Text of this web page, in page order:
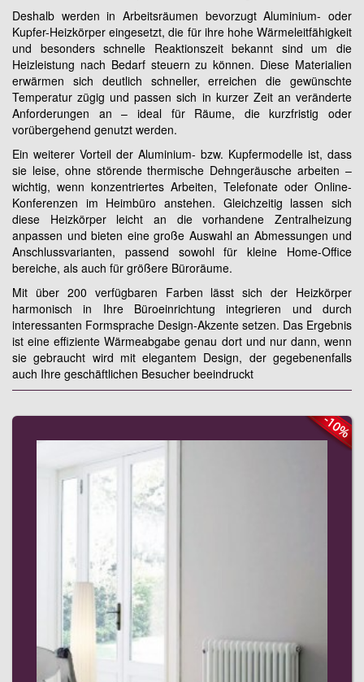
Deshalb werden in Arbeitsräumen bevorzugt Aluminium- oder
Kupfer-Heizkörper eingesetzt, die für ihre hohe Wärmeleitfähigkeit
und besonders schnelle Reaktionszeit bekannt sind um die
Heizleistung nach Bedarf steuern zu können. Diese Materialien
erwärmen sich deutlich schneller, erreichen die gewünschte
Temperatur zügig und passen sich in kurzer Zeit an veränderte
Anforderungen an – ideal für Räume, die kurzfristig oder
vorübergehend genutzt werden.
Ein weiterer Vorteil der Aluminium- bzw. Kupfermodelle ist, dass
sie leise, ohne störende thermische Dehngeräusche arbeiten –
wichtig, wenn konzentriertes Arbeiten, Telefonate oder Online-
Konferenzen im Heimbüro anstehen. Gleichzeitig lassen sich
diese Heizkörper leicht an die vorhandene Zentralheizung
anpassen und bieten eine große Auswahl an Abmessungen und
Anschlussvarianten, passend sowohl für kleine Home-Office
bereiche, als auch für größere Büroräume.
Mit über 200 verfügbaren Farben lässt sich der Heizkörper
harmonisch in Ihre Büroeinrichtung integrieren und durch
interessanten Formsprache Design-Akzente setzen. Das Ergebnis
ist eine effiziente Wärmeabgabe genau dort und nur dann, wenn
sie gebraucht wird mit elegantem Design, der gegebenenfalls
auch Ihre geschäftlichen Besucher beeindruckt